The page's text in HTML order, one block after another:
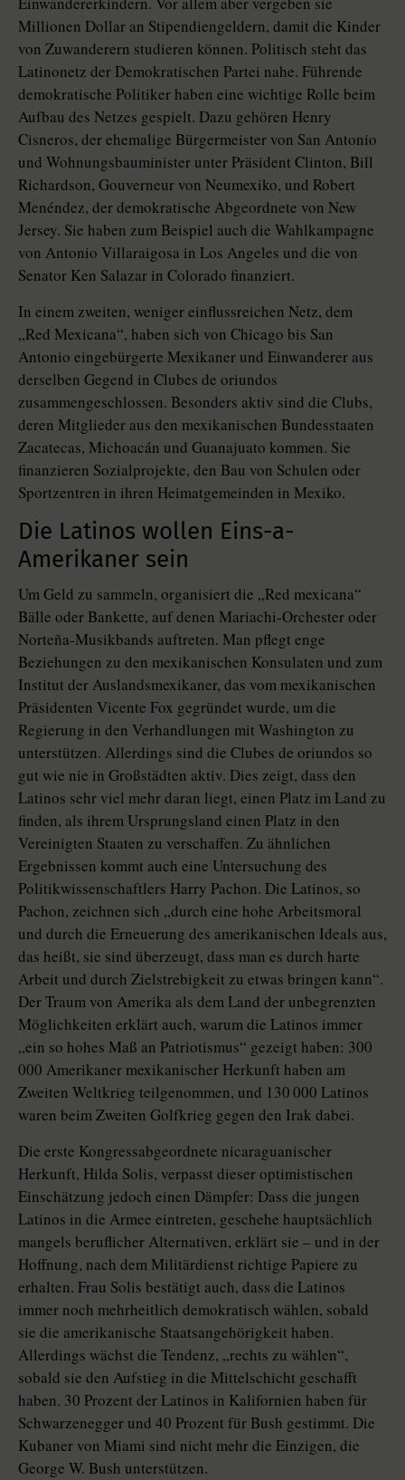
Millionen Dollar an Stipendiengeldern, damit die Kinder
von Zuwanderern studieren können. Politisch steht das
Latinonetz der Demokratischen Partei nahe. Führende
demokratische Politiker haben eine wichtige Rolle beim
Aufbau des Netzes gespielt. Dazu gehören Henry
Cisneros, der ehemalige Bürgermeister von San Antonio
und Wohnungsbauminister unter Präsident Clinton, Bill
Richardson, Gouverneur von Neumexiko, und Robert
Menéndez, der demokratische Abgeordnete von New
Jersey. Sie haben zum Beispiel auch die Wahlkampagne
von Antonio Villaraigosa in Los Angeles und die von
Senator Ken Salazar in Colorado finanziert.
In einem zweiten, weniger einflussreichen Netz, dem
„Red Mexicana“, haben sich von Chicago bis San
Antonio eingebürgerte Mexikaner und Einwanderer aus
derselben Gegend in Clubes de oriundos
zusammengeschlossen. Besonders aktiv sind die Clubs,
deren Mitglieder aus den mexikanischen Bundesstaaten
Zacatecas, Michoacán und Guanajuato kommen. Sie
finanzieren Sozialprojekte, den Bau von Schulen oder
Sportzentren in ihren Heimatgemeinden in Mexiko.
Die Latinos wollen Eins-a-
Amerikaner sein
Um Geld zu sammeln, organisiert die „Red mexicana“
Bälle oder Bankette, auf denen Mariachi-Orchester oder
Norteña-Musikbands auftreten. Man pflegt enge
Beziehungen zu den mexikanischen Konsulaten und zum
Institut der Auslandsmexikaner, das vom mexikanischen
Präsidenten Vicente Fox gegründet wurde, um die
Regierung in den Verhandlungen mit Washington zu
unterstützen. Allerdings sind die Clubes de oriundos so
gut wie nie in Großstädten aktiv. Dies zeigt, dass den
Latinos sehr viel mehr daran liegt, einen Platz im Land zu
finden, als ihrem Ursprungsland einen Platz in den
Vereinigten Staaten zu verschaffen. Zu ähnlichen
Ergebnissen kommt auch eine Untersuchung des
Politikwissenschaftlers Harry Pachon. Die Latinos, so
Pachon, zeichnen sich „durch eine hohe Arbeitsmoral
und durch die Erneuerung des amerikanischen Ideals aus,
das heißt, sie sind überzeugt, dass man es durch harte
Arbeit und durch Zielstrebigkeit zu etwas bringen kann“.
Der Traum von Amerika als dem Land der unbegrenzten
Möglichkeiten erklärt auch, warum die Latinos immer
„ein so hohes Maß an Patriotismus“ gezeigt haben: 300
000 Amerikaner mexikanischer Herkunft haben am
Zweiten Weltkrieg teilgenommen, und 130 000 Latinos
waren beim Zweiten Golfkrieg gegen den Irak dabei.
Die erste Kongressabgeordnete nicaraguanischer
Herkunft, Hilda Solis, verpasst dieser optimistischen
Einschätzung jedoch einen Dämpfer: Dass die jungen
Latinos in die Armee eintreten, geschehe hauptsächlich
mangels beruflicher Alternativen, erklärt sie – und in der
Hoffnung, nach dem Militärdienst richtige Papiere zu
erhalten. Frau Solis bestätigt auch, dass die Latinos
immer noch mehrheitlich demokratisch wählen, sobald
sie die amerikanische Staatsangehörigkeit haben.
Allerdings wächst die Tendenz, „rechts zu wählen“,
sobald sie den Aufstieg in die Mittelschicht geschafft
haben. 30 Prozent der Latinos in Kalifornien haben für
Schwarzenegger und 40 Prozent für Bush gestimmt. Die
Kubaner von Miami sind nicht mehr die Einzigen, die
George W. Bush unterstützen.